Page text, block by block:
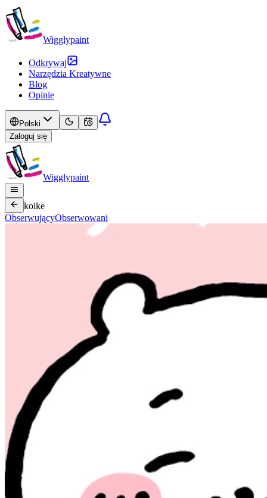
Wigglypaint
Odkrywaj
Narzędzia Kreatywne
Blog
Opinie
Polski
Zaloguj się
Wigglypaint
koike
ObserwującyObserwowani